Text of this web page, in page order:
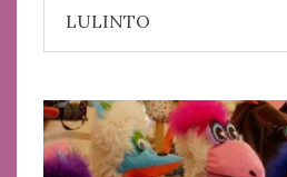
LULINTO